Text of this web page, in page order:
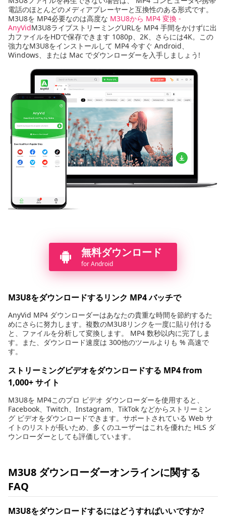
電話のほとんどのメディアプレーヤーと互換性のある形式です。
M3U8を MP4必要なのは高度な M3U8から MP4 変換 -
AnyVidM3U8ライブストリーミングURLを MP4 手間をかけずに出
力ファイルをHDで保存できます 1080p、2K、さらには4K。この
強力なM3U8をインストールして MP4 今すぐ Android、
Windows、または Mac でダウンローダーを入手しましょう!
無料ダウンロード
for Android
M3U8をダウンロードするリンク MP4 バッチで
AnyVid MP4 ダウンローダーはあなたの貴重な時間を節約するた
めにさらに努力します。複数のM3U8リンクを一度に貼り付ける
と、ファイルを分析して変換します。 MP4 数秒以内に完了しま
す。また、ダウンロード速度は 300他のツールよりも % 高速で
す。
ストリーミングビデオをダウンロードする MP4 from
1,000+ サイト
M3U8を MP4このプロ ビデオ ダウンローダーを使用すると、
Facebook、Twitch、Instagram、TikTok などからストリーミン
グ ビデオをダウンロードできます。サポートされている Web サ
イトのリストが長いため、多くのユーザーはこれを優れた HLS ダ
ウンローダーとしても評価しています。
M3U8 ダウンローダーオンラインに関する
FAQ
M3U8をダウンロードするにはどうすればいいですか?